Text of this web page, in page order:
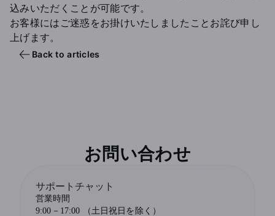
込みいただくことが可能です。
お客様にはご迷惑をお掛けいたしましたことお詫び申し
上げます。
Back to articles
お問い合わせ
サポートチャット
営業時間
9:00－17:00 （土日祝日を除く）